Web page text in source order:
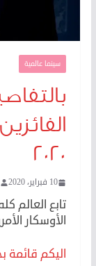
سينما عالمية
٢٠٢٠
10 فبراير، 2020
تابع العالم
الأوسكار
اليكم قائمة